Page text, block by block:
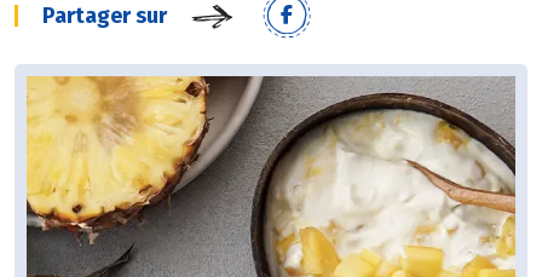
Partager sur